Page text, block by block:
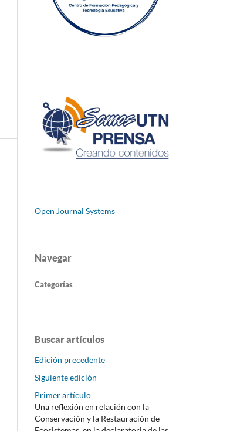
Open Journal Systems
Navegar
Categorías
Buscar artículos
Edición precedente
Siguiente edición
Primer artículo
Una reflexión en relación con la
Conservación y la Restauración de